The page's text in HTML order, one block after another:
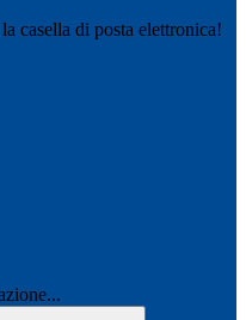
casella di posta elettronica!